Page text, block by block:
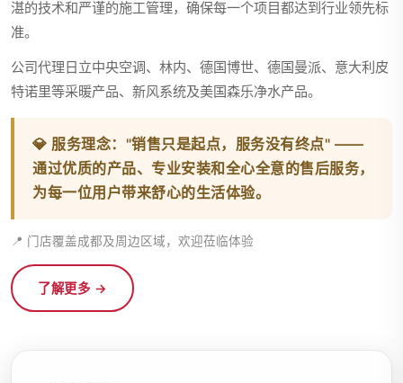
湛的技术和严谨的施工管理，确保每一个项目都达到行业领先标
准。
公司代理日立中央空调、林内、德国博世、德国曼派、意大利皮
特诺里等采暖产品、新风系统及美国森乐净水产品。
💎 服务理念： "销售只是起点，服务没有终点" ——
通过优质的产品、专业安装和全心全意的售后服务，
为每一位用户带来舒心的生活体验。
📍 门店覆盖成都及周边区域，欢迎莅临体验
了解更多 →